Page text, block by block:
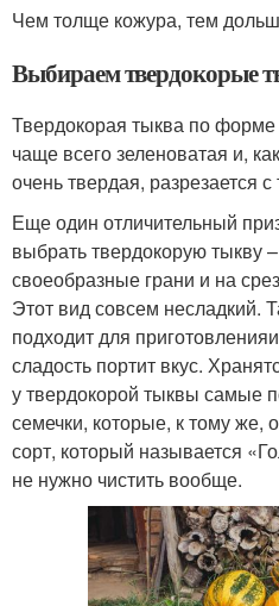
Чем толще кожура, тем
Выбираем твердокорые
Твердокорая тыква по
чаще всего зеленоватая и,
очень твердая, разрезается с
Еще один отличительный
выбрать твердокорую тыкву
своеобразные грани и на
Этот вид совсем несладкий.
подходит для
сладость портит вкус.
у твердокорой тыквы самые
семечки, которые, к тому же,
сорт, который называется
не нужно чистить вообще.